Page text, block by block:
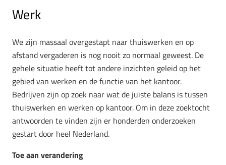
Werk
We zijn massaal overgestapt naar thuiswerken en op
afstand vergaderen is nog nooit zo normaal geweest. De
gehele situatie heeft tot andere inzichten geleid op het
gebied van werken en de functie van het kantoor.
Bedrijven zijn op zoek naar wat de juiste balans is tussen
thuiswerken en werken op kantoor. Om in deze zoektocht
antwoorden te vinden zijn er honderden onderzoeken
gestart door heel Nederland.
Toe aan verandering